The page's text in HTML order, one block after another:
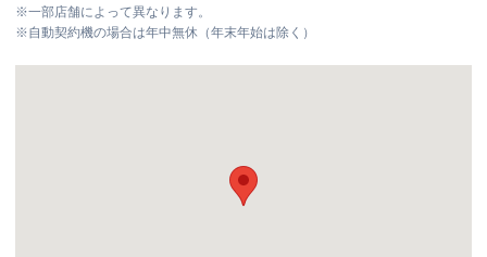
※一部店舗によって異なります。
※自動契約機の場合は年中無休（年末年始は除く）